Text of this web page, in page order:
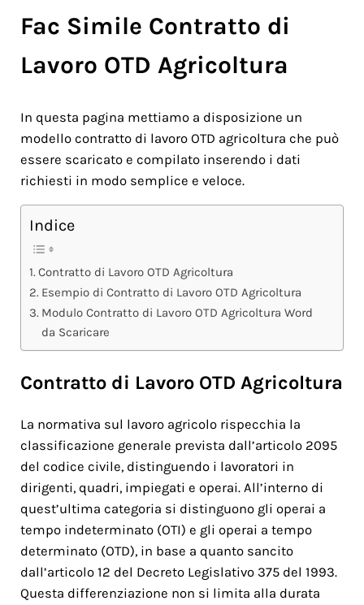
Fac Simile Contratto di
Lavoro OTD Agricoltura
In questa pagina mettiamo a disposizione un
modello contratto di lavoro OTD agricoltura che può
essere scaricato e compilato inserendo i dati
richiesti in modo semplice e veloce.
Indice
Contratto di Lavoro OTD Agricoltura
Esempio di Contratto di Lavoro OTD Agricoltura
Modulo Contratto di Lavoro OTD Agricoltura Word
da Scaricare
Contratto di Lavoro OTD Agricoltura
La normativa sul lavoro agricolo rispecchia la
classificazione generale prevista dall’articolo 2095
del codice civile, distinguendo i lavoratori in
dirigenti, quadri, impiegati e operai. All’interno di
quest’ultima categoria si distinguono gli operai a
tempo indeterminato (OTI) e gli operai a tempo
determinato (OTD), in base a quanto sancito
dall’articolo 12 del Decreto Legislativo 375 del 1993.
Questa differenziazione non si limita alla durata